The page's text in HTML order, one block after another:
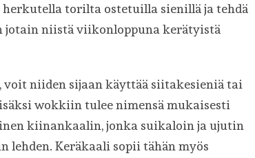
torilta ostetuilla sienillä ja tehdä
jotain niistä viikonloppuna kerätyistä
voit niiden sijaan käyttää siitakesieniä tai
wokkiin tulee nimensä mukaisesti
kiinankaalin, jonka suikaloin ja ujutin
Keräkaali sopii tähän myös